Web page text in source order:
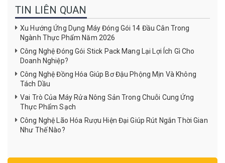
TIN LIÊN QUAN
Xu Hướng Ứng Dụng Máy Đóng Gói 14 Đầu Cân Trong
Ngành Thực Phẩm Năm 2026
Công Nghệ Đóng Gói Stick Pack Mang Lại Lợi Ích Gì Cho
Doanh Nghiệp?
Công Nghệ Đồng Hóa Giúp Bơ Đậu Phộng Mịn Và Không
Tách Dầu
Vai Trò Của Máy Rửa Nông Sản Trong Chuỗi Cung Ứng
Thực Phẩm Sạch
Công Nghệ Lão Hóa Rượu Hiện Đại Giúp Rút Ngắn Thời Gian
Như Thế Nào?